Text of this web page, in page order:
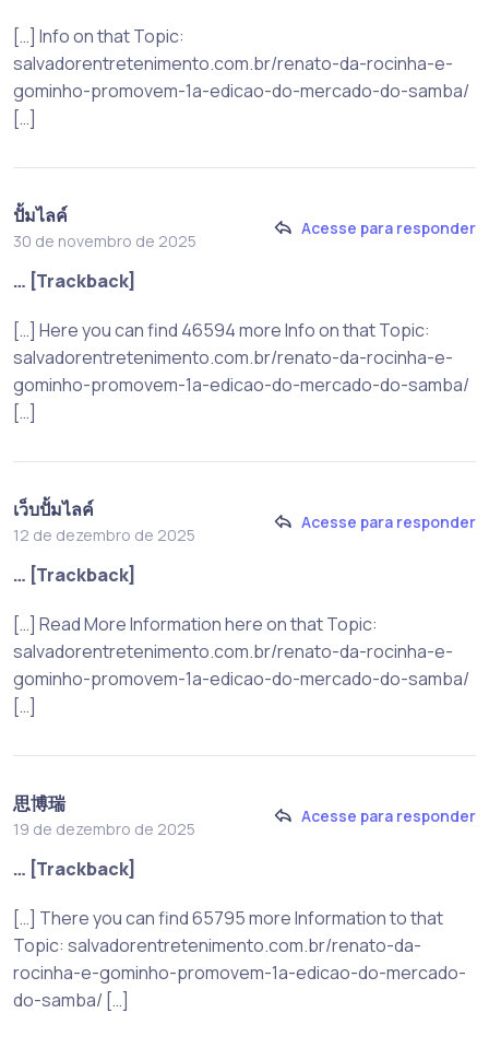
[…] Info on that Topic:
salvadorentretenimento.com.br/renato-da-rocinha-e-
gominho-promovem-1a-edicao-do-mercado-do-samba/
[…]
ปั้มไลค์
30 de novembro de 2025
Acesse para responder
… [Trackback]
[…] Here you can find 46594 more Info on that Topic:
salvadorentretenimento.com.br/renato-da-rocinha-e-
gominho-promovem-1a-edicao-do-mercado-do-samba/
[…]
เว็บปั้มไลค์
12 de dezembro de 2025
Acesse para responder
… [Trackback]
[…] Read More Information here on that Topic:
salvadorentretenimento.com.br/renato-da-rocinha-e-
gominho-promovem-1a-edicao-do-mercado-do-samba/
[…]
思博瑞
19 de dezembro de 2025
Acesse para responder
… [Trackback]
[…] There you can find 65795 more Information to that
Topic: salvadorentretenimento.com.br/renato-da-
rocinha-e-gominho-promovem-1a-edicao-do-mercado-
do-samba/ […]